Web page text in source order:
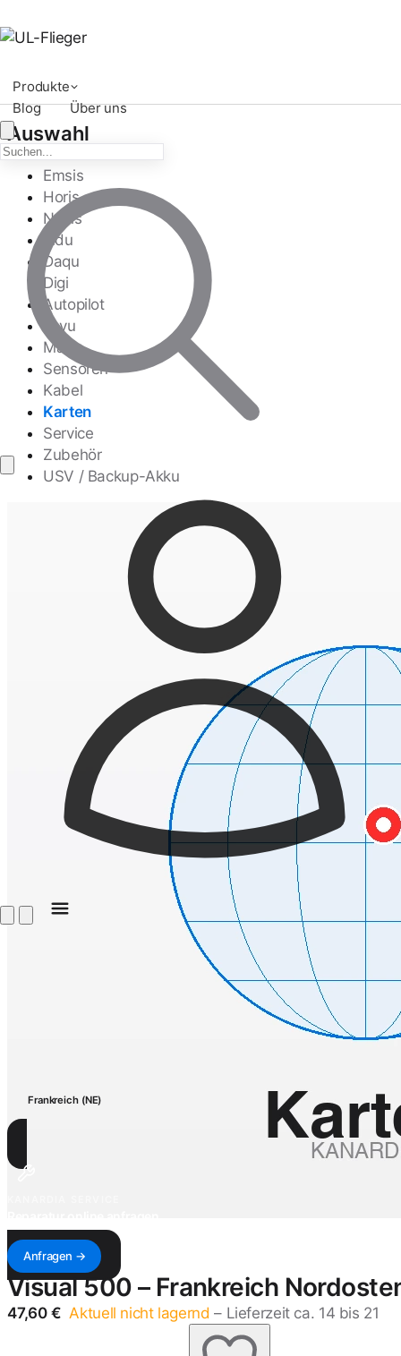
Produkte
Blog
Über uns
Auswahl
Emsis
Horis
Nesis
Indu
Daqu
Digi
Autopilot
Joyu
Magu
Sensoren
Kabel
Karten
Service
Zubehör
USV / Backup-Akku
Frankreich (NE)
Antwort innerhalb von 1–3 Werktagen — mit Kostenvoranschlag & Versandadresse.
Anfragen →
Visual 500 – Frankreich
47,60 € Aktuell nicht lagernd – Lieferzeit ca. 14 bis 21